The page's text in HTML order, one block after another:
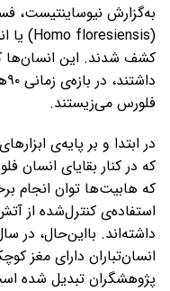
به‌گزارش نیوساینتیست،
کشف شدند. این انسان‌ها
فلورس می‌زیستند.
در ابتدا و بر پایه‌ی
که در کنار بقایای
که هابیت‌ها توان انجام
استفاده‌ی کنترل‌شده از
داشته‌اند. با‌این‌حال، در
انسان‌تباران دارای مغز
پژوهشگران تبدیل شده